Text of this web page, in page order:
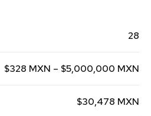
28
$328 MXN – $5,000,000 MXN
$30,478 MXN